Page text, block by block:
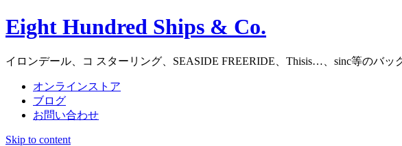
Eight Hundred Ships & Co.
イロンデール、コ スターリング、SEASIDE FREERIDE、Thisis…、sinc等のバ
オンラインストア
ブログ
お問い合わせ
Skip to content